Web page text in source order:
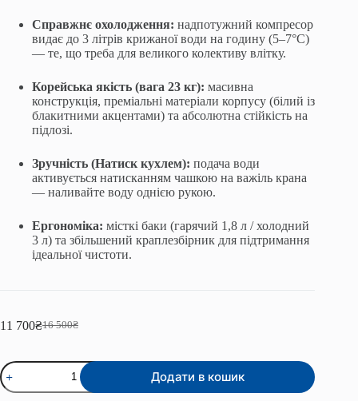
Справжнє охолодження: надпотужний компресор
видає до 3 літрів крижаної води на годину (5–7°C)
— те, що треба для великого колективу влітку.
Корейська якість (вага 23 кг): масивна
конструкція, преміальні матеріали корпусу (білий із
блакитними акцентами) та абсолютна стійкість на
підлозі.
Зручність (Натиск кухлем): подача води
активується натисканням чашкою на важіль крана
— наливайте воду однією рукою.
Ергономіка: місткі баки (гарячий 1,8 л / холодний
3 л) та збільшений краплезбірник для підтримання
ідеальної чистоти.
16 500₴
Оригінальна
16
11 700₴Поточна
11
Кулер
для
води
Додати в кошик